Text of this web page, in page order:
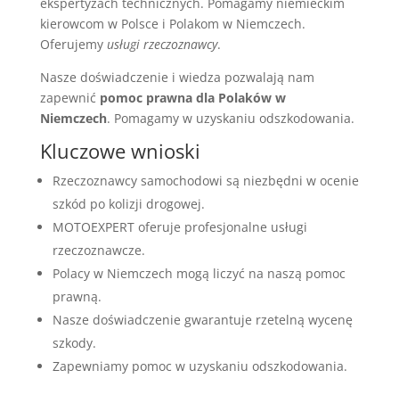
ekspertyzach technicznych. Pomagamy niemieckim
kierowcom w Polsce i Polakom w Niemczech.
Oferujemy usługi rzeczoznawcy.
Nasze doświadczenie i wiedza pozwalają nam
zapewnić pomoc prawna dla Polaków w
Niemczech. Pomagamy w uzyskaniu odszkodowania.
Kluczowe wnioski
Rzeczoznawcy samochodowi są niezbędni w ocenie
szkód po kolizji drogowej.
MOTOEXPERT oferuje profesjonalne usługi
rzeczoznawcze.
Polacy w Niemczech mogą liczyć na naszą pomoc
prawną.
Nasze doświadczenie gwarantuje rzetelną wycenę
szkody.
Zapewniamy pomoc w uzyskaniu odszkodowania.